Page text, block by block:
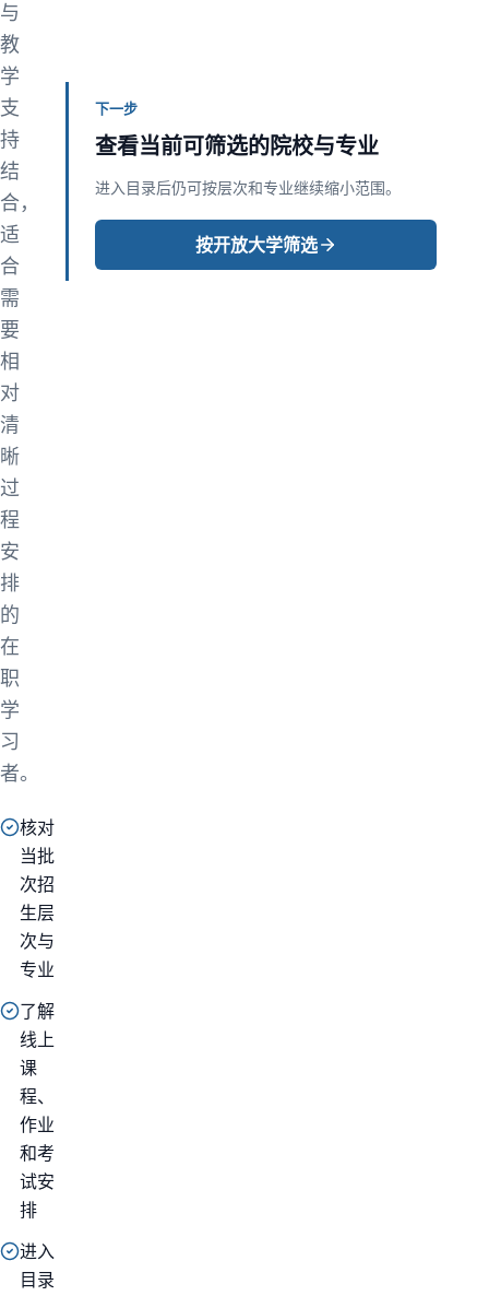
与
教
学
支
持
结
合，
适
合
需
要
相
对
清
晰
过
程
安
排
的
在
职
学
习
者。
核对
当批
次招
生层
次与
专业
了解
线上
课
程、
作业
和考
试安
排
进入
目录
下一步
查看当前可筛选的院校与专业
进入目录后仍可按层次和专业继续缩小范围。
按开放大学筛选